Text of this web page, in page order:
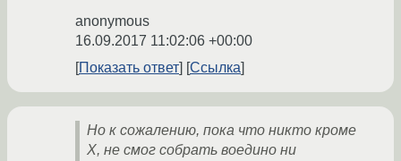
anonymous
16.09.2017 11:02:06 +00:00
Показать ответ
Ссылка
Но к сожалению, пока что никто кроме
X, не смог собрать воедино ни